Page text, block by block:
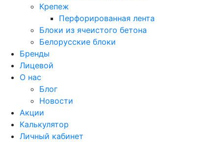
Крепеж
Перфорированная лента
Блоки из ячеистого бетона
Белорусские блоки
Бренды
Лицевой
О нас
Блог
Новости
Акции
Калькулятор
Личный кабинет